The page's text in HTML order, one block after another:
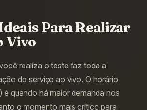
Para Realizar
Vivo
realiza o teste faz toda a
do serviço ao vivo. O horário
é quando há maior demanda nos
o momento mais crítico para